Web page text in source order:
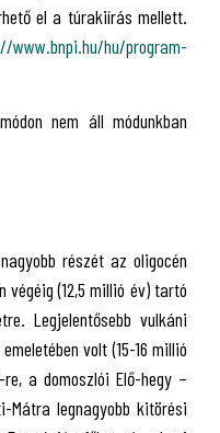
el a túrakiírás mellett.
www.bnpi.hu/hu/program-
nem áll módunkban
részét az oligocén
végéig (12,5 millió év) tartó
Legjelentősebb vulkáni
volt (15-16 millió
a domoszlói Elő-hegy –
Mátra legnagyobb kitörési